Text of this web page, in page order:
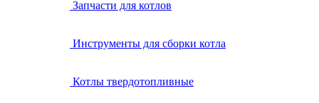
Запчасти для котлов
Инструменты для сборки котла
Котлы твердотопливные